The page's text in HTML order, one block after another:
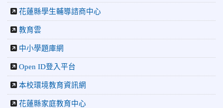
2026-06-10
師生自製畢業歌曲
2026-06-10 教育廣播電台：尋覓歷史記憶 花蓮中正國小社團
體驗闖關探索歷史
2026-04-30 讓愛閃閃發光！中正國小「小老闆大市集」愛心
捐助光復國小
花蓮縣學生輔導諮商中心
教育雲
中小學題庫網
Open ID登入平台
本校環境教育資訊網
花蓮縣家庭教育中心